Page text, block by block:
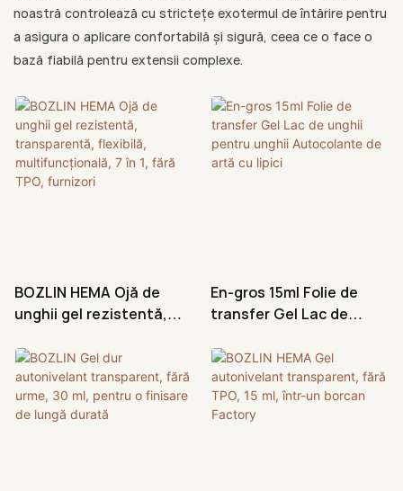
noastră controlează cu strictețe exotermul de întărire pentru
a asigura o aplicare confortabilă și sigură, ceea ce o face o
bază fiabilă pentru extensii complexe.
BOZLIN HEMA Ojă de
unghii gel rezistentă,
multifuncțională, 7 în 1,
fără TPO, furnizori
En-gros 15ml Folie de
transfer Gel Lac de
Autocolante de artă cu
lipici